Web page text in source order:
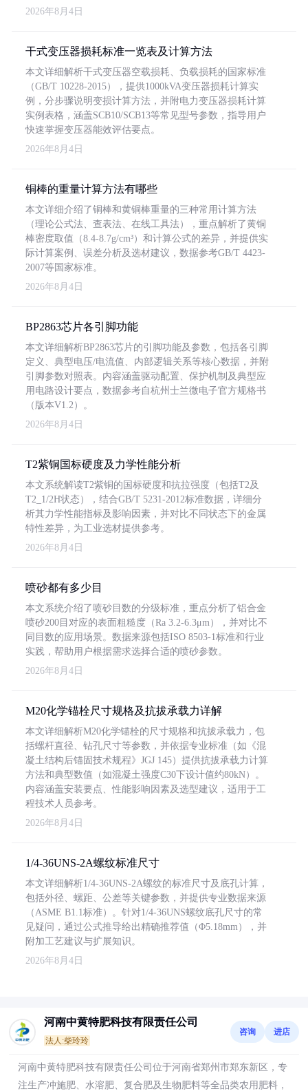
2026年8月4日
干式变压器损耗标准一览表及计算方法
本文详细解析干式变压器空载损耗、负载损耗的国家标准
（GB/T 10228-2015），提供1000kVA变压器损耗计算实
例，分步骤说明变损计算方法，并附电力变压器损耗计算
实例表格，涵盖SCB10/SCB13等常见型号参数，指导用户
快速掌握变压器能效评估要点。
2026年8月4日
铜棒的重量计算方法有哪些
本文详细介绍了铜棒和黄铜棒重量的三种常用计算方法
（理论公式法、查表法、在线工具法），重点解析了黄铜
棒密度取值（8.4-8.7g/cm³）和计算公式的差异，并提供实
际计算案例、误差分析及选材建议，数据参考GB/T 4423-
2007等国家标准。
2026年8月4日
BP2863芯片各引脚功能
本文详细解析BP2863芯片的引脚功能及参数，包括各引脚
定义、典型电压/电流值、内部逻辑关系等核心数据，并附
引脚参数对照表。内容涵盖驱动配置、保护机制及典型应
用电路设计要点，数据参考自杭州士兰微电子官方规格书
（版本V1.2）。
2026年8月4日
T2紫铜国标硬度及力学性能分析
本文系统解读T2紫铜的国标硬度和抗拉强度（包括T2及
T2_1/2H状态），结合GB/T 5231-2012标准数据，详细分
析其力学性能指标及影响因素，并对比不同状态下的金属
特性差异，为工业选材提供参考。
2026年8月4日
喷砂都有多少目
本文系统介绍了喷砂目数的分级标准，重点分析了铝合金
喷砂200目对应的表面粗糙度（Ra 3.2-6.3μm），并对比不
同目数的应用场景。数据来源包括ISO 8503-1标准和行业
实践，帮助用户根据需求选择合适的喷砂参数。
2026年8月4日
M20化学锚栓尺寸规格及抗拔承载力详解
本文详细解析M20化学锚栓的尺寸规格和抗拔承载力，包
括螺杆直径、钻孔尺寸等参数，并依据专业标准（如《混
凝土结构后锚固技术规程》JGJ 145）提供抗拔承载力计算
方法和典型数值（如混凝土强度C30下设计值约80kN）。
内容涵盖安装要点、性能影响因素及选型建议，适用于工
程技术人员参考。
2026年8月4日
1/4-36UNS-2A螺纹标准尺寸
本文详细解析1/4-36UNS-2A螺纹的标准尺寸及底孔计算，
包括外径、螺距、公差等关键参数，并提供专业数据来源
（ASME B1.1标准）。针对1/4-36UNS螺纹底孔尺寸的常
见疑问，通过公式推导给出精确推荐值（Φ5.18mm），并
附加工艺建议与扩展知识。
2026年8月4日
河南中黄特肥科技有限责任公司
法人:柴玲玲
咨询 进店
河南中黄特肥科技有限责任公司位于河南省郑州市郑东新区，专
注生产冲施肥、水溶肥、复合肥及生物肥料等全品类农用肥料，